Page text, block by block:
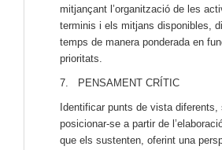
mitjançant l’organització de les
terminis i els mitjans disponibles,
temps de manera ponderada en
prioritats.
7. PENSAMENT CRÍTIC
Identificar punts de vista diferents,
posicionar-se a partir de
que els sustenten, oferint una